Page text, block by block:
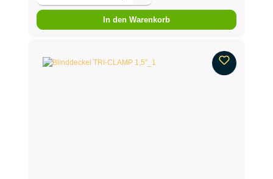
In den Warenkorb